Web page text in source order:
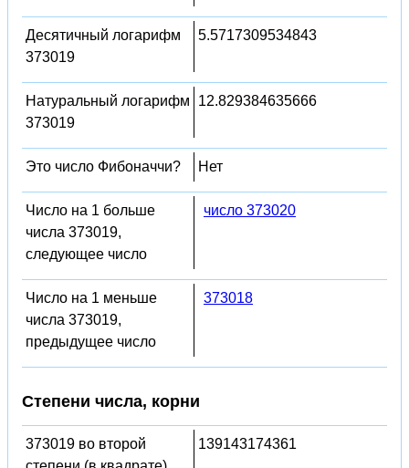
Десятичный логарифм
373019
5.5717309534843
Натуральный логарифм
373019
12.829384635666
Это число Фибоначчи? Нет
Число на 1 больше
числа 373019,
следующее число
число 373020
Число на 1 меньше
числа 373019,
предыдущее число
373018
Степени числа, корни
373019 во второй
139143174361